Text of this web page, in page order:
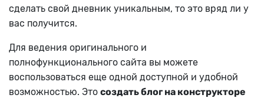
сделать свой дневник уникальным, то это вряд ли у
вас получится.
Для ведения оригинального и
полнофункционального сайта вы можете
воспользоваться еще одной доступной и удобной
возможностью. Это создать блог на конструкторе